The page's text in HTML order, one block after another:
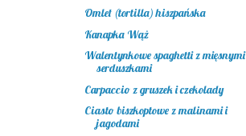
Omlet (tortilla) hiszpańska
Kanapka Wąż
Walentynkowe spaghetti z mięsnymi
serduszkami
Carpaccio z gruszek i czekolady
Ciasto biszkoptowe z malinami i
jagodami